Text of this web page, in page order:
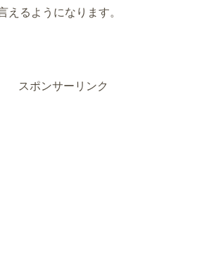
えるようになります。
スポンサーリンク